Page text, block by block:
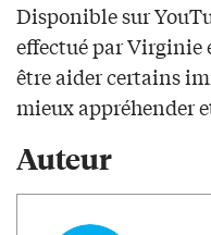
Disponible sur
effectué par Virginie
être aider certains
mieux appréhender
Auteur